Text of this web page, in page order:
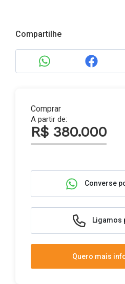
Compartilhe
Comprar
A partir de:
R$ 380.000
Converse
Ligamos
Quero mais